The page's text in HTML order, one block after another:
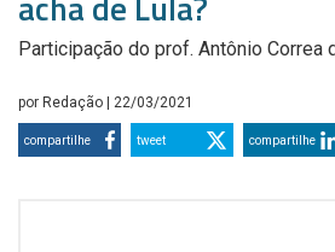
Participação do prof. Antônio Correa
por Redação | 22/03/2021
compartilhe tweet compartilhe